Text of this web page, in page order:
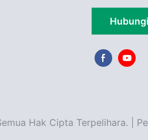
Hak Cipta Terpelihara. |